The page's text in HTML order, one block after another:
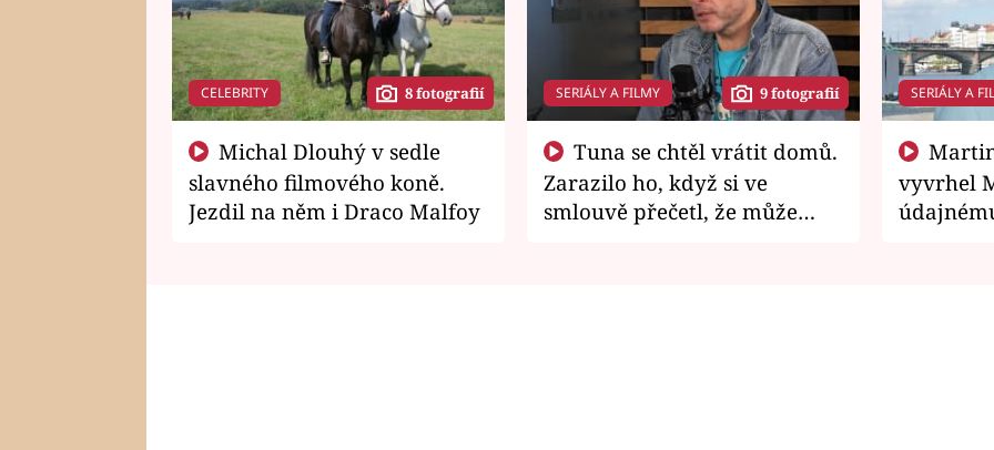
CELEBRITY 8 fotografií
slavného filmového koně.
Jezdil na něm i Draco Malfoy
SERIÁLY A FILMY 9 fotografií
Zarazilo ho, když si ve
smlouvě přečetl, že může
SERIÁLY A
vyvrhel